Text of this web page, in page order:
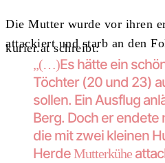
Die Mutter wurde vor ihren
attackiert und starb an den
kurier.at schreibt:
„(…)Es hätte ein
Töchter (20 und 23)
sollen. Ein Ausflug
Berg. Doch er endete
die mit zwei kleinen
HerdeMutterkühe